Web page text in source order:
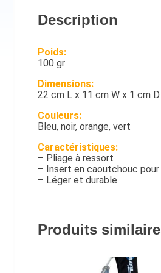
Description
Poids:
100 gr
Dimensions:
22 cm L x 11 cm W x 1 cm D
Couleurs:
Bleu, noir, orange, vert
Caractéristiques:
– Pliage à ressort
– Insert en caoutchouc
– Léger et durable
Produits